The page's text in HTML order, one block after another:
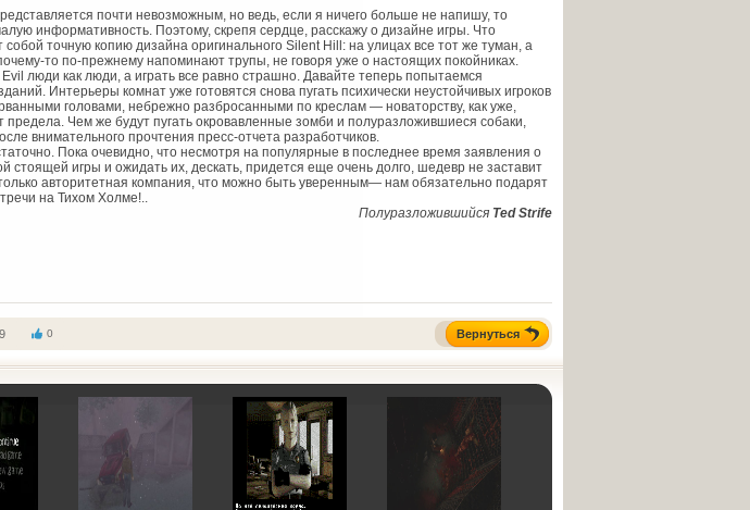
почти невозможным, но ведь, если я ничего больше не напишу, то
информативность. Поэтому, скрепя сердце, расскажу о дизайне игры. Что
точную копию дизайна оригинального Silent Hill: на улицах все тот же туман, а
то по-прежнему напоминают трупы, не говоря уже о настоящих покойниках.
люди как люди, а играть все равно страшно. Давайте теперь попытаемся
Интерьеры комнат уже готовятся снова пугать психически неустойчивых игроков
головами, небрежно разбросанными по креслам — новаторству, как уже,
предела. Чем же будут пугать окровавленные зомби и полуразложившиеся собаки,
внимательного прочтения пресс-отчета разработчиков.
Пока очевидно, что несмотря на популярные в последнее время заявления о
стоящей игры и ожидать их, дескать, придется еще очень долго, шедевр не заставит
авторитетная компания, что можно быть уверенным— нам обязательно подарят
на Тихом Холме!..
Полуразложившийся Ted Strife
Вернуться
0